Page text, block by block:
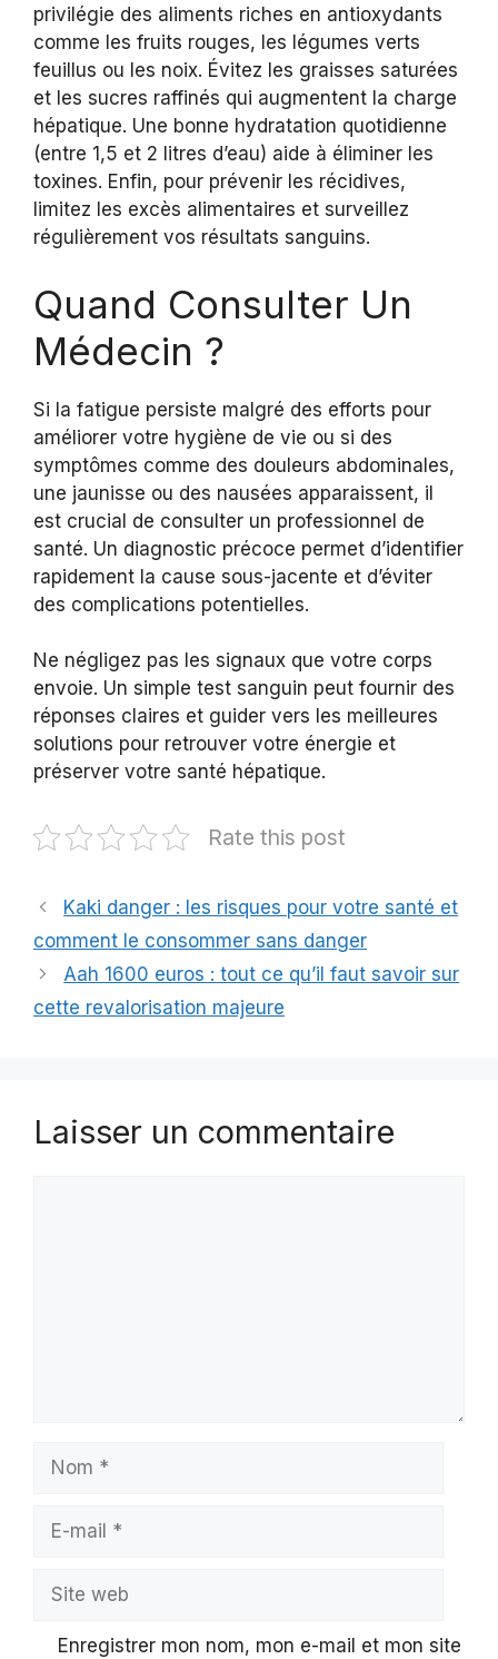
privilégie des aliments riches en antioxydants
comme les fruits rouges, les légumes verts
feuillus ou les noix. Évitez les graisses saturées
et les sucres raffinés qui augmentent la charge
hépatique. Une bonne hydratation quotidienne
(entre 1,5 et 2 litres d’eau) aide à éliminer les
toxines. Enfin, pour prévenir les récidives,
limitez les excès alimentaires et surveillez
régulièrement vos résultats sanguins.
Quand Consulter Un
Médecin ?
Si la fatigue persiste malgré des efforts pour
améliorer votre hygiène de vie ou si des
symptômes comme des douleurs abdominales,
une jaunisse ou des nausées apparaissent, il
est crucial de consulter un professionnel de
santé. Un diagnostic précoce permet d’identifier
rapidement la cause sous-jacente et d’éviter
des complications potentielles.
Ne négligez pas les signaux que votre corps
envoie. Un simple test sanguin peut fournir des
réponses claires et guider vers les meilleures
solutions pour retrouver votre énergie et
préserver votre santé hépatique.
Rate this post
Kaki danger : les risques pour votre santé et
comment le consommer sans danger
Aah 1600 euros : tout ce qu’il faut savoir sur
cette revalorisation majeure
Laisser un commentaire
Nom
Site
Enregistrer mon nom, mon e-mail et mon site